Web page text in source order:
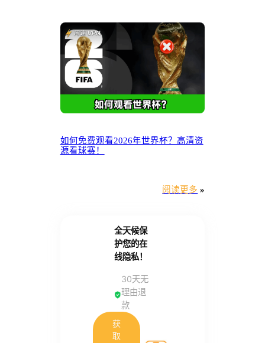
如何免费观看2026年世界杯？高清资
源看球赛！
阅读更多 »
全天候保
护您的在
线隐私！
30天无
理由退
款
获
取